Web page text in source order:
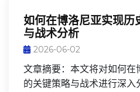
如何在博洛尼亚实现历
与战术分析
2026-06-02
文章摘要：本文将对如何在
的关键策略与战术进行深